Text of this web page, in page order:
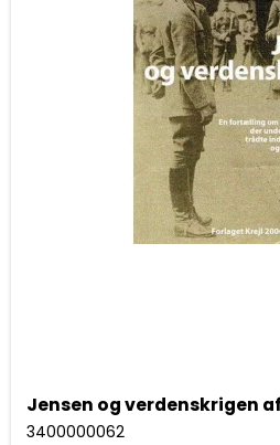
Jensen og verdenskrigen
3400000062